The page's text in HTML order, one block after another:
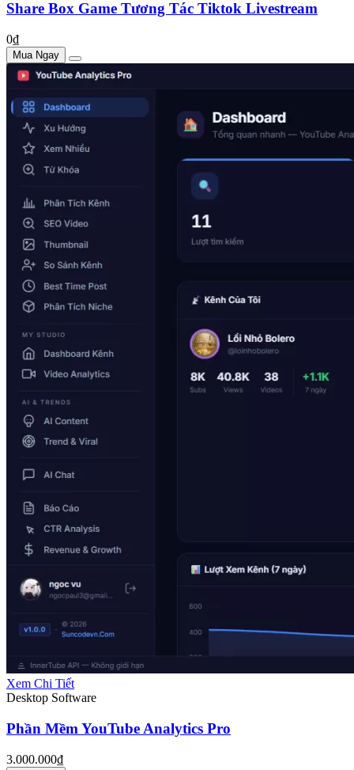
Share Box Game Tương Tác Tiktok Livestream
0₫
Mua Ngay
Xem Chi Tiết
Desktop Software
Phần Mềm YouTube Analytics Pro
3.000.000₫